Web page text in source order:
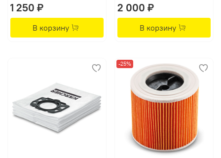
1 250 ₽
В корзину
2 000 ₽
В корзину
-25%